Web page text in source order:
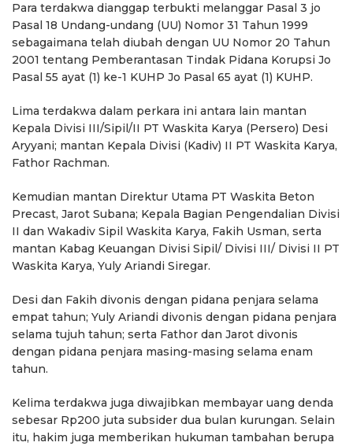
Para terdakwa dianggap terbukti melanggar Pasal 3 jo
Pasal 18 Undang-undang (UU) Nomor 31 Tahun 1999
sebagaimana telah diubah dengan UU Nomor 20 Tahun
2001 tentang Pemberantasan Tindak Pidana Korupsi Jo
Pasal 55 ayat (1) ke-1 KUHP Jo Pasal 65 ayat (1) KUHP.
Lima terdakwa dalam perkara ini antara lain mantan
Kepala Divisi III/Sipil/II PT Waskita Karya (Persero) Desi
Aryyani; mantan Kepala Divisi (Kadiv) II PT Waskita Karya,
Fathor Rachman.
Kemudian mantan Direktur Utama PT Waskita Beton
Precast, Jarot Subana; Kepala Bagian Pengendalian Divisi
II dan Wakadiv Sipil Waskita Karya, Fakih Usman, serta
mantan Kabag Keuangan Divisi Sipil/ Divisi III/ Divisi II PT
Waskita Karya, Yuly Ariandi Siregar.
Desi dan Fakih divonis dengan pidana penjara selama
empat tahun; Yuly Ariandi divonis dengan pidana penjara
selama tujuh tahun; serta Fathor dan Jarot divonis
dengan pidana penjara masing-masing selama enam
tahun.
Kelima terdakwa juga diwajibkan membayar uang denda
sebesar Rp200 juta subsider dua bulan kurungan. Selain
itu, hakim juga memberikan hukuman tambahan berupa